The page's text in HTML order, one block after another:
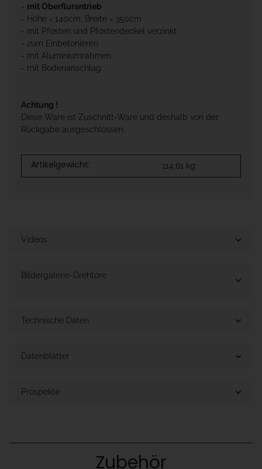
- mit Oberflurantrieb
- Höhe = 140cm, Breite = 350cm
- mit Pfosten und Pfostendeckel verzinkt
- zum Einbetonieren
- mit Aluminiumrahmen
- mit Bodenanschlag
Achtung !
Diese Ware ist Zuschnitt-Ware und deshalb von der
Rückgabe ausgeschlossen
Artikelgewicht: 114,61 kg
Videos
Bildergalerie-Drehtore
Technische Daten
Datenblätter
Prospekte
Zubehör